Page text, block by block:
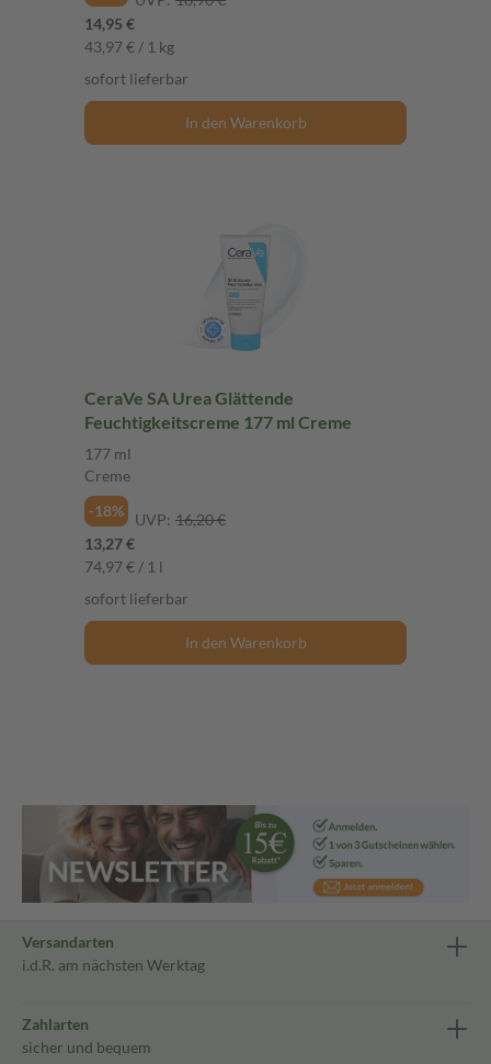
14,95 €
43,97 € / 1 kg
sofort lieferbar
In den Warenkorb
CeraVe SA Urea Glättende
Feuchtigkeitscreme 177 ml Creme
177 ml
Creme
-18%
UVP: 16,20 €
13,27 €
74,97 € / 1 l
sofort lieferbar
In den Warenkorb
Versandarten
i.d.R. am nächsten Werktag
Zahlarten
sicher und bequem